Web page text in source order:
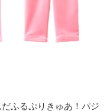
ふるぷりきゅあ！パジ